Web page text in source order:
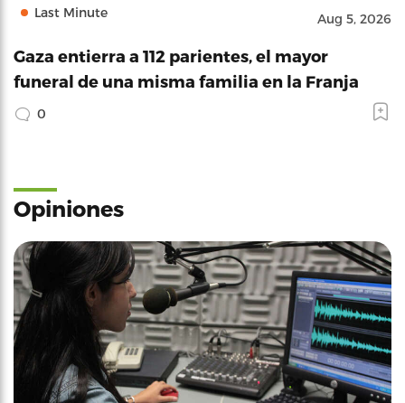
Last Minute Aug 5, 2026
Gaza entierra a 112 parientes, el mayor
funeral de una misma familia en la Franja
0
Opiniones